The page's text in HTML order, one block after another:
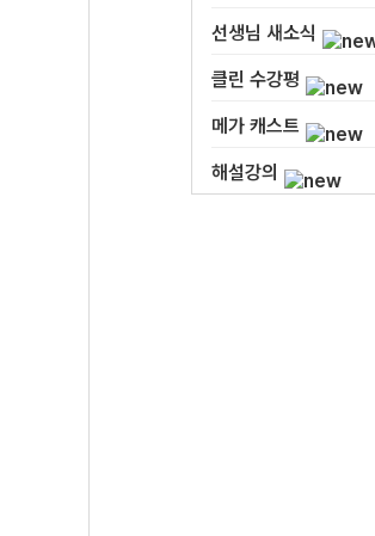
선생님 새소식
클린 수강평
메가 캐스트
해설강의